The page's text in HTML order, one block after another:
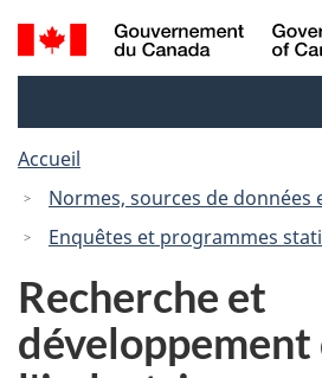
au
à
Recherche
et
Accueil
Normes, sources de données
Enquêtes et programmes
Recherche et
développement